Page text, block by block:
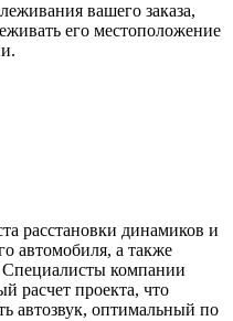
вашего заказа,
его местоположение
расстановки динамиков и
автомобиля, а также
Специалисты компании
расчет проекта, что
автозвук, оптимальный по